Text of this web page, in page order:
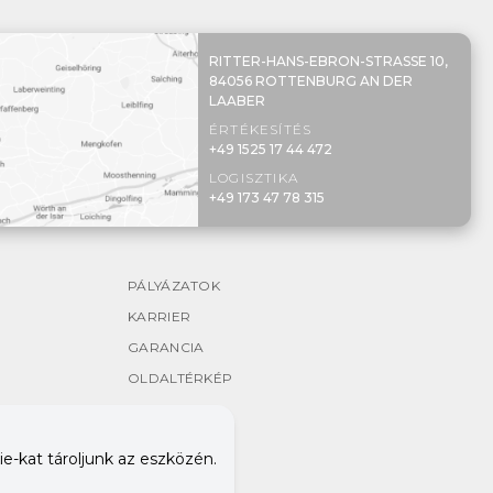
RITTER-HANS-EBRON-STRASSE 10,
84056 ROTTENBURG AN DER
LAABER
ÉRTÉKESÍTÉS
+49 1525 17 44 472
LOGISZTIKA
+49 173 47 78 315
PÁLYÁZATOK
KARRIER
GARANCIA
OLDALTÉRKÉP
kat tároljunk az eszközén.